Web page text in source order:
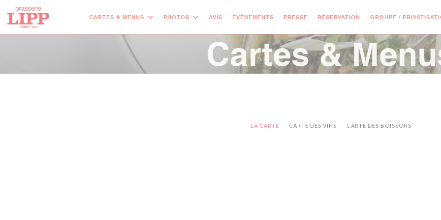
Personnalisation de vos choix en matière de cookies
CARTES & MENUS PHOTOS AVIS ÉVÈNEMENTS PRESSE RÉSERVATION GROUPE /
Cartes &
LA CARTE CARTE DES VINS CARTE DES BOISSONS